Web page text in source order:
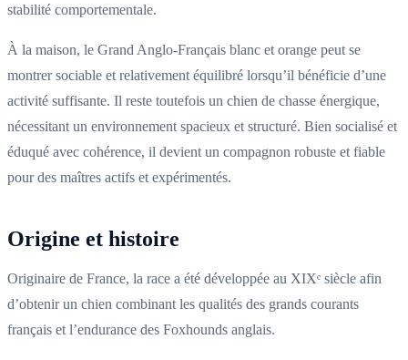
stabilité comportementale.
À la maison, le Grand Anglo-Français blanc et orange peut se
montrer sociable et relativement équilibré lorsqu’il bénéficie d’une
activité suffisante. Il reste toutefois un chien de chasse énergique,
nécessitant un environnement spacieux et structuré. Bien socialisé et
éduqué avec cohérence, il devient un compagnon robuste et fiable
pour des maîtres actifs et expérimentés.
Origine et histoire
Originaire de France, la race a été développée au XIXᵉ siècle afin
d’obtenir un chien combinant les qualités des grands courants
français et l’endurance des Foxhounds anglais.